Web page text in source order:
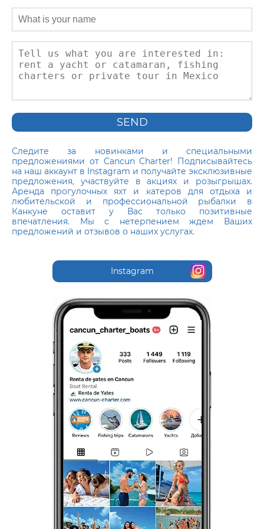
SEND
Следите за новинками и специальными
предложениями от Cancun Charter! Подписывайтесь
на наш аккаунт в Instagram и получайте эксклюзивные
предложения, участвуйте в акциях и розыгрышах.
Аренда прогулочных яхт и катеров для отдыха и
любительской и профессиональной рыбалки в
Канкуне оставит у Вас только позитивные
впечатления. Мы с нетерпением ждем Ваших
предложений и отзывов о наших услугах.
Instagram